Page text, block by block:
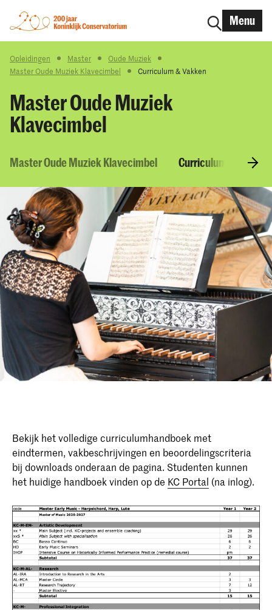
Menu
Opleidingen Master
Oude Muziek
Master Oude Muziek Klavecimbel
Curriculum & Vakken
Master Oude Muziek
Klavecimbel
Master Oude Muziek Klavecimbel Curriculum & Vakken
Bekijk het volledige curriculumhandboek met
eindtermen, vakbeschrijvingen en beoordelingscriteria
bij downloads onderaan de pagina. Studenten kunnen
het huidige handboek vinden op de KC Portal (na inlog).